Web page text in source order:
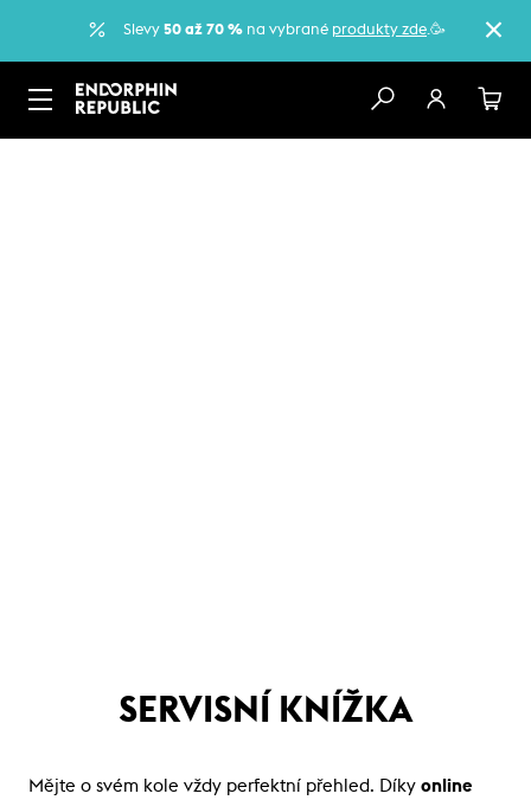
Slevy 50 až 70 % na vybrané produkty zde.🥳
SERVISNÍ KNÍŽKA
Mějte o svém kole vždy perfektní přehled. Díky online